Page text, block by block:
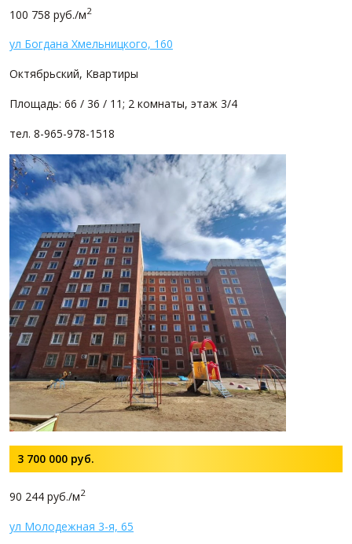
100 758 руб./м2
ул Богдана Хмельницкого, 160
Октябрьский, Квартиры
Площадь: 66 / 36 / 11; 2 комнаты, этаж 3/4
тел. 8-965-978-1518
3 700 000 руб.
90 244 руб./м2
ул Молодежная 3-я, 65